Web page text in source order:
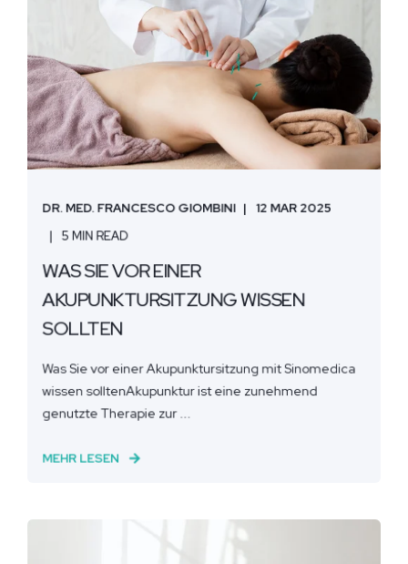
DR. MED. FRANCESCO GIOMBINI
12 MAR 2025
5 MIN READ
WAS SIE VOR EINER
AKUPUNKTURSITZUNG WISSEN
SOLLTEN
Was Sie vor einer Akupunktursitzung mit Sinomedica
wissen solltenAkupunktur ist eine zunehmend
genutzte Therapie zur ...
MEHR LESEN